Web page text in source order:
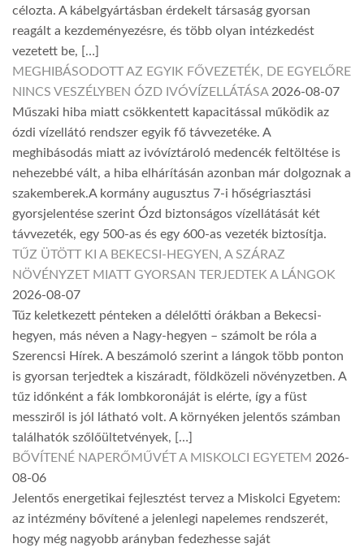
célozta. A kábelgyártásban érdekelt társaság gyorsan
reagált a kezdeményezésre, és több olyan intézkedést
vezetett be, […]
MEGHIBÁSODOTT AZ EGYIK FŐVEZETÉK, DE EGYELŐRE
NINCS VESZÉLYBEN ÓZD IVÓVÍZELLÁTÁSA 2026-08-07
Műszaki hiba miatt csökkentett kapacitással működik az
ózdi vízellátó rendszer egyik fő távvezetéke. A
meghibásodás miatt az ivóvíztároló medencék feltöltése is
nehezebbé vált, a hiba elhárításán azonban már dolgoznak a
szakemberek.A kormány augusztus 7-i hőségriasztási
gyorsjelentése szerint Ózd biztonságos vízellátását két
távvezeték, egy 500-as és egy 600-as vezeték biztosítja.
TŰZ ÜTÖTT KI A BEKECSI-HEGYEN, A SZÁRAZ
NÖVÉNYZET MIATT GYORSAN TERJEDTEK A LÁNGOK
2026-08-07
Tűz keletkezett pénteken a délelőtti órákban a Bekecsi-
hegyen, más néven a Nagy-hegyen – számolt be róla a
Szerencsi Hírek. A beszámoló szerint a lángok több ponton
is gyorsan terjedtek a kiszáradt, földközeli növényzetben. A
tűz időnként a fák lombkoronáját is elérte, így a füst
messziről is jól látható volt. A környéken jelentős számban
találhatók szőlőültetvények, […]
BŐVÍTENÉ NAPERŐMŰVÉT A MISKOLCI EGYETEM 2026-
08-06
Jelentős energetikai fejlesztést tervez a Miskolci Egyetem:
az intézmény bővítené a jelenlegi napelemes rendszerét,
hogy még nagyobb arányban fedezhesse saját